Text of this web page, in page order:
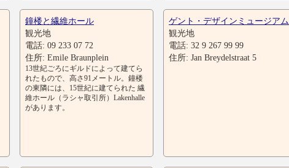
鐘楼と繊維ホール
観光地
電話: 09 233 07 72
住所: Emile Braunplein
13世紀ごろにギルドによって建てら
れたもので、高さ91メートル。鐘楼
の東隣には、15世紀に建てられた 繊
維ホール（ラシャ取引所）Lakenhalle
があります。
ゲント・デザインミュージアム
観光地
電話: 32 9 267 99 99
住所: Jan Breydelstraat 5